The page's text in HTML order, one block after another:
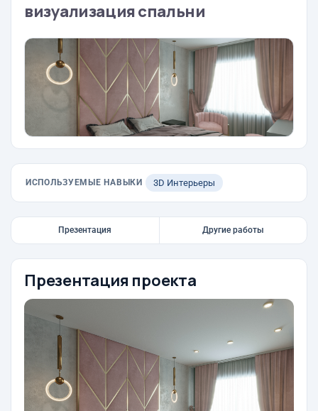
визуализация спальни
ИСПОЛЬЗУЕМЫЕ НАВЫКИ 3D Интерьеры
Презентация Другие работы
Презентация проекта